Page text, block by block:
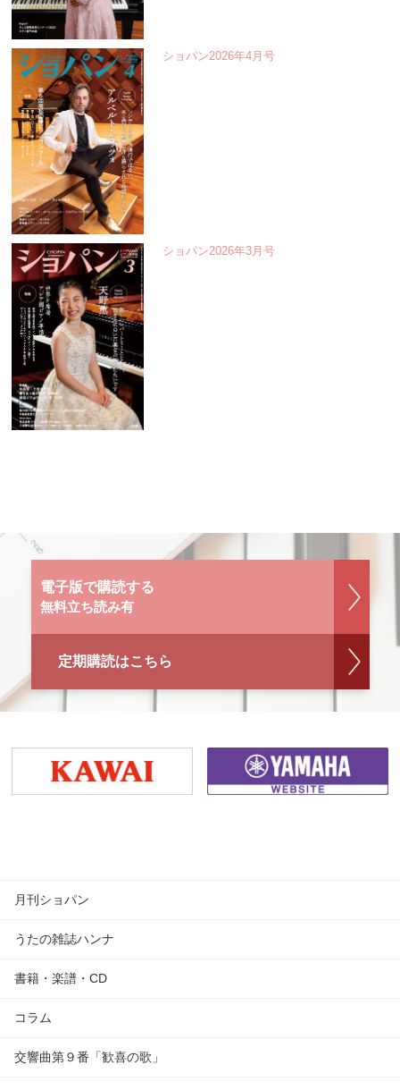
ショパン2026年4月号
ショパン2026年3月号
電子版で購読する
無料立ち読み有
定期購読はこちら
月刊ショパン
うたの雑誌ハンナ
書籍・楽譜・CD
コラム
交響曲第９番「歓喜の歌」